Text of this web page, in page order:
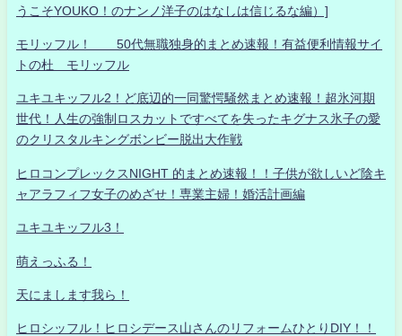
うこそYOUKO！のナンノ洋子のはなしは信じるな編）]
モリッフル！ 50代無職独身的まとめ速報！有益便利情報サイ
トの杜 モリッフル
ユキユキッフル2！ど底辺的一同驚愕騒然まとめ速報！超氷河期
世代！人生の強制ロスカットですべてを失ったキグナス氷子の愛
のクリスタルキングボンビー脱出大作戦
ヒロコンプレックスNIGHT 的まとめ速報！！子供が欲しいど陰キ
ャアラフィフ女子のめざせ！専業主婦！婚活計画編
ユキユキッフル3！
萌えっふる！
天にまします我ら！
ヒロシッフル！ヒロシデース山さんのリフォームひとりDIY！！